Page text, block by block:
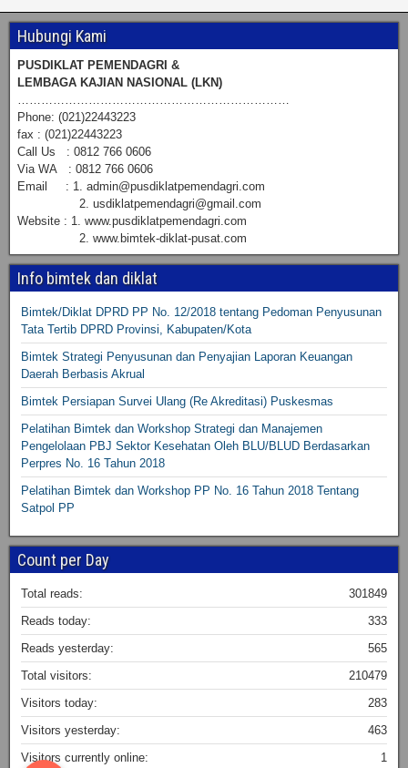
Hubungi Kami
PUSDIKLAT PEMENDAGRI &
LEMBAGA KAJIAN NASIONAL (LKN)
Phone: (021)22443223
fax : (021)22443223
Call Us : 0812 766 0606
Via WA : 0812 766 0606
Email : 1. admin@pusdiklatpemendagri.com
2. usdiklatpemendagri@gmail.com
Website : 1. www.pusdiklatpemendagri.com
2. www.bimtek-diklat-pusat.com
Info bimtek dan diklat
Bimtek/Diklat DPRD PP No. 12/2018 tentang Pedoman Penyusunan
Tata Tertib DPRD Provinsi, Kabupaten/Kota
Bimtek Strategi Penyusunan dan Penyajian Laporan Keuangan
Daerah Berbasis Akrual
Bimtek Persiapan Survei Ulang (Re Akreditasi) Puskesmas
Pelatihan Bimtek dan Workshop Strategi dan Manajemen
Pengelolaan PBJ Sektor Kesehatan Oleh BLU/BLUD Berdasarkan
Perpres No. 16 Tahun 2018
Pelatihan Bimtek dan Workshop PP No. 16 Tahun 2018 Tentang
Satpol PP
Count per Day
301849
Total reads:
333
Reads today:
565
Reads yesterday:
210479
Total visitors:
283
Visitors today:
463
Visitors yesterday:
1
Visitors currently online: